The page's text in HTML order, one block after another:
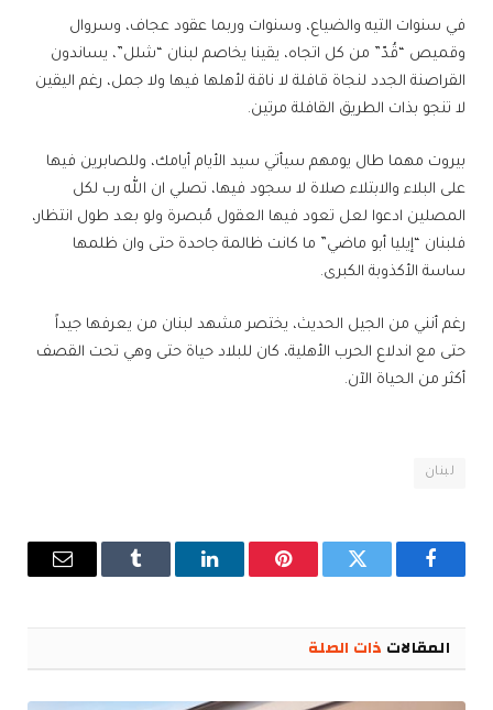
في سنوات التيه والضياع، وسنوات وربما عقود عجاف، وسروال
وقميص “قُدّ” من كل اتجاه، يقينا يخاصم لبنان “شلل”، يساندون
القراصنة الجدد لنجاة قافلة لا ناقة لأهلها فيها ولا جمل، رغم اليقين
لا تنجو بذات الطريق القافلة مرتين.
بيروت مهما طال يومهم سيأتي سيد الأيام أيامك، وللصابرين فيها
على البلاء والابتلاء صلاة لا سجود فيها، تصلي ان الله رب لكل
المصلين ادعوا لعل تعود فيها العقول مُبصرة ولو بعد طول انتظار،
فلبنان “إيليا أبو ماضي” ما كانت ظالمة جاحدة حتى وان ظلمها
ساسة الأكذوبة الكبرى.
رغم أنني من الجيل الحديث، يختصر مشهد لبنان من يعرفها جيداً
حتى مع اندلاع الحرب الأهلية، كان للبلاد حياة حتى وهي تحت القصف
أكثر من الحياة الآن.
لبنان
فيسبوك تويتر بينتيريستلينكدإن Tumblr
البريد
المقالات ذات الصلة